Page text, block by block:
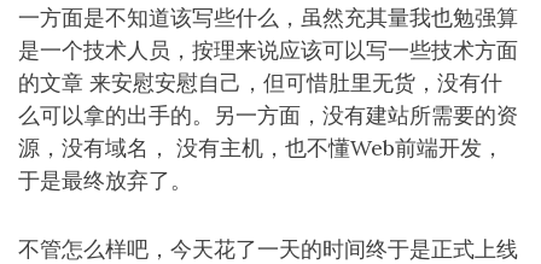
一方面是不知道该写些什么，虽然充其量我也勉强算
是一个技术人员，按理来说应该可以写一些技术方面
的文章 来安慰安慰自己，但可惜肚里无货，没有什
么可以拿的出手的。另一方面，没有建站所需要的资
源，没有域名， 没有主机，也不懂Web前端开发，
于是最终放弃了。
不管怎么样吧，今天花了一天的时间终于是正式上线